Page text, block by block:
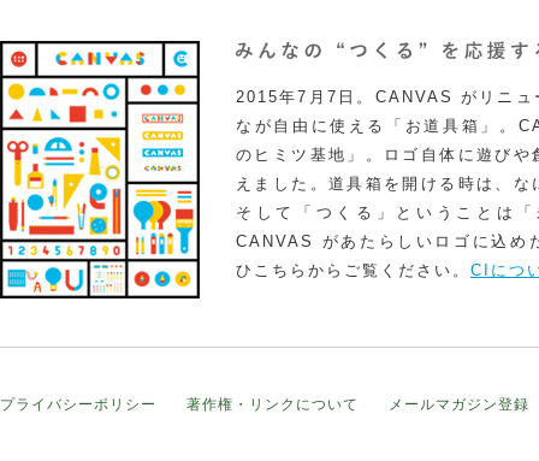
2015年7月7日。CANVAS がリニュ
なが自由に使える「お道具箱」。
のヒミツ基地」。ロゴ自体に遊び
えました。道具箱を開ける時は、
そして「つくる」ということは
CANVAS があたらしいロゴに込め
ひこちらからご覧ください。 CIにつ
プライバシーポリシー 著作権・リンクについて メールマガジン登録